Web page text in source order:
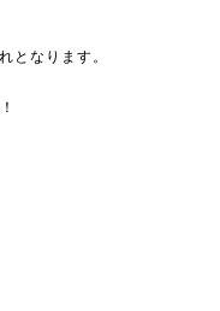
となります。